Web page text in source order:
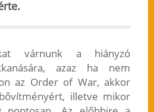
várnunk a hiányzó
azaz ha nem
az Order of War, akkor
illetve mikor